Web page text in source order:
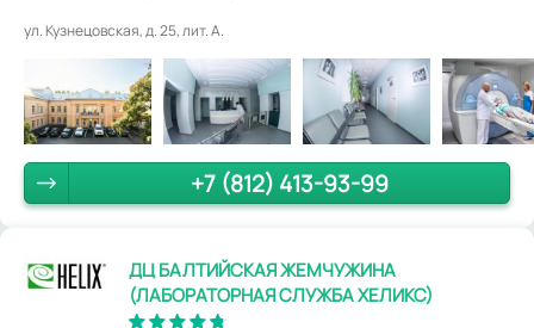
ул. Кузнецовская, д. 25, лит. А.
+7 (812) 413-93-99
ДЦ БАЛТИЙСКАЯ ЖЕМЧУЖИНА
(ЛАБОРАТОРНАЯ СЛУЖБА ХЕЛИКС)